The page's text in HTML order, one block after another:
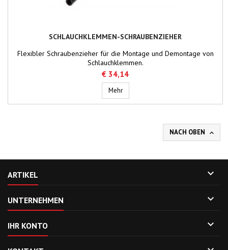
SCHLAUCHKLEMMEN-SCHRAUBENZIEHER
Flexibler Schraubenzieher für die Montage und Demontage von
Schlauchklemmen.
€ 34,14
MehrSchlauchklemmen-Schraubenzieher
NACH OBEN 
ARTIKEL 
UNTERNEHMEN 
IHR KONTO 